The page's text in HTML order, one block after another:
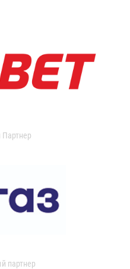
Партнер
партнер